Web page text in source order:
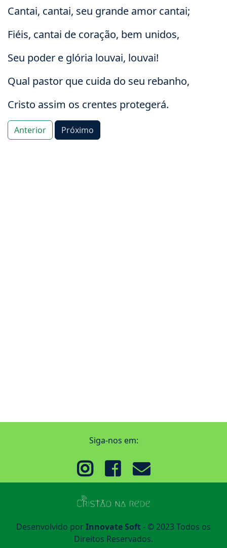
Cantai, cantai, seu grande amor cantai;
Fiéis, cantai de coração, bem unidos,
Seu poder e glória louvai, louvai!
Qual pastor que cuida do seu rebanho,
Cristo assim os crentes protegerá.
Anterior Próximo
Siga-nos em:
Desenvolvido porInnovate Soft- © 2023 Todos os
Direitos Reservados.